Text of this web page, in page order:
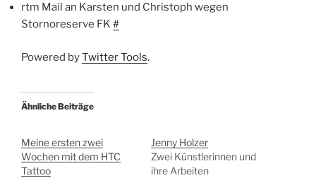
rtm Mail an Karsten und Christoph wegen
Stornoreserve FK #
Powered byTwitter Tools.
Ähnliche Beiträge
Meine ersten zwei
Wochen mit dem HTC
Tattoo
Jenny Holzer
Zwei Künstlerinnen und
ihre Arbeiten